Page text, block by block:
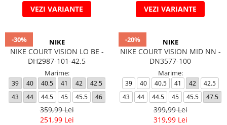
VEZI VARIANTE VEZI VARIANTE
-30% NIKE
NIKE COURT VISION LO BE -
DH2987-101-42.5
Marime:
39 40 40.5 41 42
42.5
43
44 44.5 45 45.5 46
359,99 Lei
251,99 Lei
-20% NIKE
NIKE COURT VISION MID NN -
DN3577-100
Marime:
39 40 40.5 41 42
42.5
43
44 44.5 45 45.5 47.5
399,99 Lei
319,99 Lei